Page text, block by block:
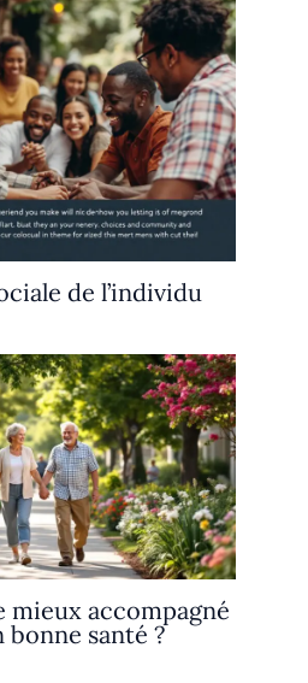
de l’individu
mieux accompagné
santé ?